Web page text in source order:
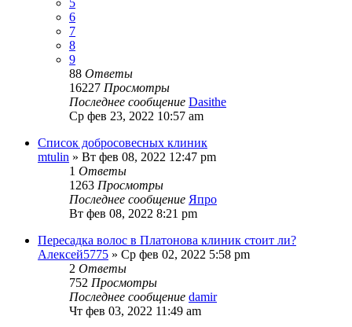
5
6
7
8
9
88 Ответы
16227 Просмотры
Последнее сообщение Dasithe
Ср фев 23, 2022 10:57 am
Список добросовесных клиник
mtulin » Вт фев 08, 2022 12:47 pm
1 Ответы
1263 Просмотры
Последнее сообщение Япро
Вт фев 08, 2022 8:21 pm
Пересадка волос в Платонова клиник стоит ли?
Алексей5775 » Ср фев 02, 2022 5:58 pm
2 Ответы
752 Просмотры
Последнее сообщение damir
Чт фев 03, 2022 11:49 am